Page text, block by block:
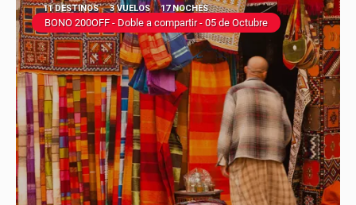
11 DESTINOS 3 VUELOS 17 NOCHES
BONO 200OFF - Doble a compartir - 05 de Octubre